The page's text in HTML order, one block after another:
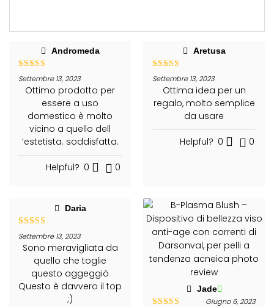
Andromeda
Valutato 5
su 5
Settembre 13, 2023
Ottimo prodotto per
essere a uso
domestico è molto
vicino a quello dell
‘estetista. soddisfatta.
Helpful? 0 0
Aretusa
Valutato 5
su 5
Settembre 13, 2023
Ottima idea per un
regalo, molto semplice
da usare
Helpful? 0 0
Daria
Valutato 5
su 5
Settembre 13, 2023
Sono meravigliata da
quello che toglie
questo aggeggiò
Questo è davvero il top
;)
Jade
Giugno 6, 2023